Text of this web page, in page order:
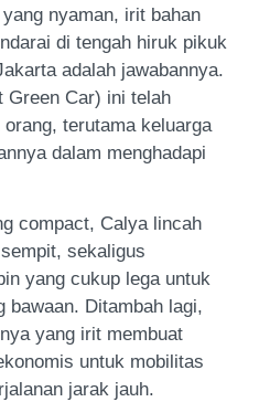
nyaman, irit bahan
di tengah hiruk pikuk
adalah jawabannya.
Green Car) ini telah
terutama keluarga
dalam menghadapi
compact, Calya lincah
sekaligus
yang cukup lega untuk
bawaan. Ditambah lagi,
yang irit membuat
untuk mobilitas
jarak jauh.